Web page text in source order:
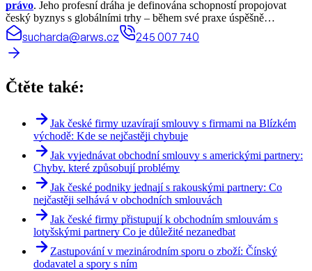
právo. Jeho profesní dráha je definována schopností propojovat
český byznys s globálními trhy – během své praxe úspěšně
realizoval právní projekty a koordinoval spolupráci ve více než 70
zemích světa.
sucharda@arws.cz 245 007 740
Čtěte také:
Jak české firmy uzavírají smlouvy s firmami na Blízkém
východě: Kde se nejčastěji chybuje
Jak vyjednávat obchodní smlouvy s americkými partnery:
Chyby, které způsobují problémy
Jak české podniky jednají s rakouskými partnery: Co
nejčastěji selhává v obchodních smlouvách
Jak české firmy přistupují k obchodním smlouvám s
lotyšskými partnery Co je důležité nezanedbat
Zastupování v mezinárodním sporu o zboží: Čínský
dodavatel a spory s ním